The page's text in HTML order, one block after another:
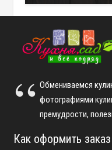
Обмениваемся
фотографиями
премудрости,
Как оформить заказ